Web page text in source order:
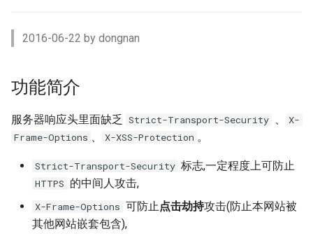
引
使用 Dify 开发AI应用
创建 AnythingLLM 个人知识
使用 DeepSeek-R1 模型写代
Docker 如何使用 Socks5 代
如何减少 golang 项目 docker
docker-compose 错误提示 无
如何找到 Docker 中使用磁盘
最多的容器？
如何设置 ftp 被动模式的
Ansible 使用循环完成重复性
Ansible synchronize 模块
Ansible template 模块
调度
Kubernetes 集群-更新证书
Kubernetes 集群-维护节点
GoLang
使用pyenv 管理Python环境
Flask框架中使用Redis(二)
Flask框架中使用Redis(一)
XenServer 配置NTP服务
XenServer 配置DNS服务
XenServer 虚拟机安装 guest-
tools
Nginx client intended to send
Nginx 反向代理 Tomcat 错误
Nginx 配置 WebSocket
使用
发 ERROR 3105 (HY000) 错误
进行压力测试？
Mysql initialization 重新初始
化系统库
Ubuntu系统sublime使用中文
Chrome 浏览器安装
SwitchyOmega插件
Ubuntu 安装 flash浏览器插件
Ubuntu 16.04 终端使用多标签
如何设置 Cisco 交换机时间?
ping Time to live exceeded
TCP time wait bucket table
overflow
构建的区别
Docker (DinD) 模式
如何解决 Jenkins 磁盘不足问
题？
Jenkins 配置 Nodejs 持续集
Jenkins 配置 Gogs webhook
使用 Docker部署zabbix监控
使用 Docker部署 Zabbix
Zabbix web scenarios
Zabbix latest data 排错好帮手
Zabbix 监控 Mysql慢查询日
如何解决 git merger 冲突？
箱？
Git 强制 push 远程分支
Git 更改远程地址协议
Git reset 版本回退
MooseFS 2.x 在线扩容
MooseFS 2.x 垃圾回收时间
MooseFS 2.x 常用命令
MooseFS 2.x 错误信息
聚合
池
Windows Server 2012R2
iSCSI
Windows Server 2012R2
Windows print 相关命令
2016-06-22 by dongnan
功能简介
服务器响应头里面缺乏 Strict-Transport-Security 、
X-
Frame-Options 、 X-XSS-Protection 。
Strict-Transport-Security 标志,一定程度上可防止
HTTPS 的中间人攻击,
X-Frame-Options 可防止点击劫持攻击(防止本网站被
其他网站嵌套包含),